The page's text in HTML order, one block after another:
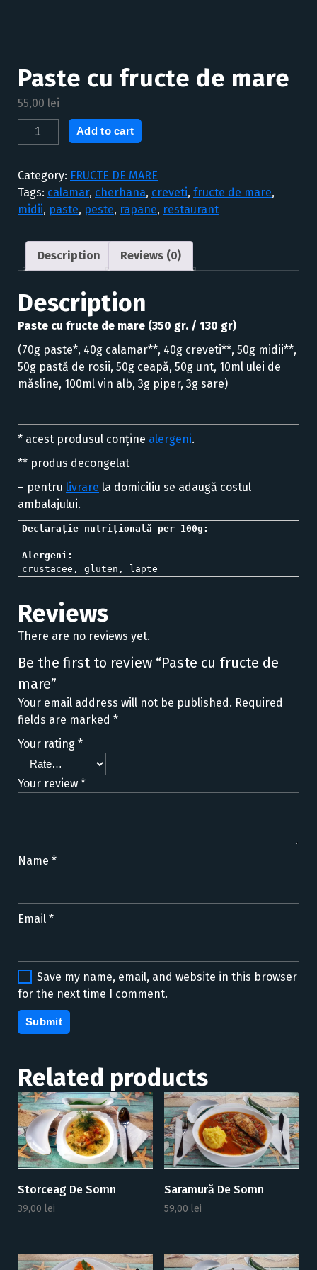
Paste cu fructe de mare
55,00 lei
Paste
cu
de
mare
quantity
Add to cart
Category: FRUCTE DE MARE
Tags: calamar, cherhana, creveti, fructe de mare,
midii, paste, peste, rapane, restaurant
Description Reviews (0)
Description
Paste cu fructe de mare (350 gr. / 130 gr)
(70g paste*, 40g calamar**, 40g creveti**, 50g midii**,
50g pastă de rosii, 50g ceapă, 50g unt, 10ml ulei de
măsline, 100ml vin alb, 3g piper, 3g sare)
* acest produsul conține alergeni.
** produs decongelat
– pentru livrare la domiciliu se adaugă costul
ambalajului.
Declarație nutrițională per 100g:
crustacee, gluten, lapte
Reviews
There are no reviews yet.
Be the first to review “Paste cu fructe de
mare”
Your email address will not be published. Required
fields are marked *
Your rating *
Your review *
Name *
Email *
Save my name, email, and website in this browser
for the next time I comment.
Related products
Storceag De Somn
39,00 lei
Saramură De Somn
59,00 lei